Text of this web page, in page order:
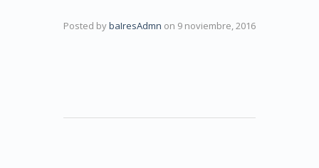
Posted bybaIresAdmn on 9 noviembre, 2016